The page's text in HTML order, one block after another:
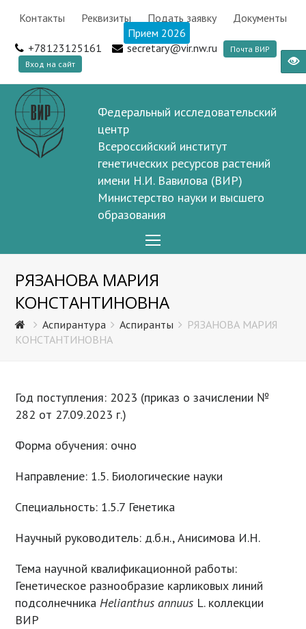
Контакты Реквизиты Подать заявку
Документы
Прием 2026
+78123125161
secretary@vir.nw.ru
Почта ВИР
Вход на сайт
Федеральный исследовательский
центр
Всероссийский институт
генетических ресурсов растений
имени Н.И. Вавилова (ВИР)
Министерство науки и высшего
образования
РЯЗАНОВА МАРИЯ
КОНСТАНТИНОВНА
Аспирантура Аспиранты
РЯЗАНОВА МАРИЯ
КОНСТАНТИНОВНА
Год поступления: 2023 (приказ о зачислении №
282 от 27.09.2023 г.)
Форма обучения: очно
Направление: 1.5. Биологические науки
Специальность: 1.5.7 Генетика
Научный руководитель: д.б.н., Анисимова И.Н.
Тема научной квалификационной работы:
Генетическое разнообразие карликовых линий
подсолнечникаHelianthus annuus L. коллекции
ВИР